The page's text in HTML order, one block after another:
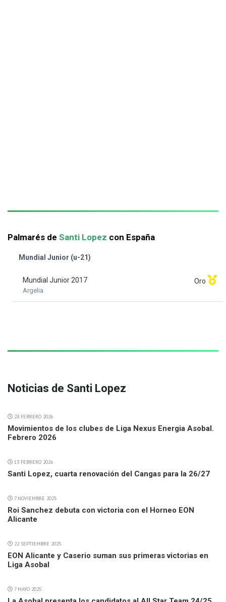
Palmarés de Santi Lopez con España
Mundial Junior (u-21)
Mundial Junior 2017
Argelia
Oro
Noticias de Santi Lopez
28 FEBRERO 2026
Movimientos de los clubes de Liga Nexus Energia Asobal.
Febrero 2026
13 FEBRERO 2026
Santi Lopez, cuarta renovación del Cangas para la 26/27
7 NOVIEMBRE 2025
Roi Sanchez debuta con victoria con el Horneo EON
Alicante
22 SEPTIEMBRE 2025
EON Alicante y Caserio suman sus primeras victorias en
Liga Asobal
7 MAYO 2025